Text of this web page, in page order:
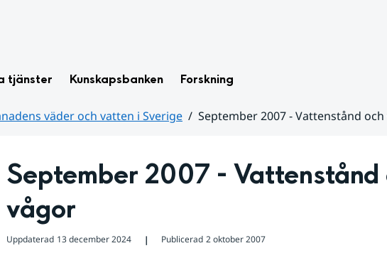
tjänster Kunskapsbanken Forskning
väder och vatten i Sverige
September 2007 - Vattenstånd
September 2007 - Vattenstånd
vågor
Uppdaterad 13 december 2024 ❘ Publicerad 2 oktober 2007